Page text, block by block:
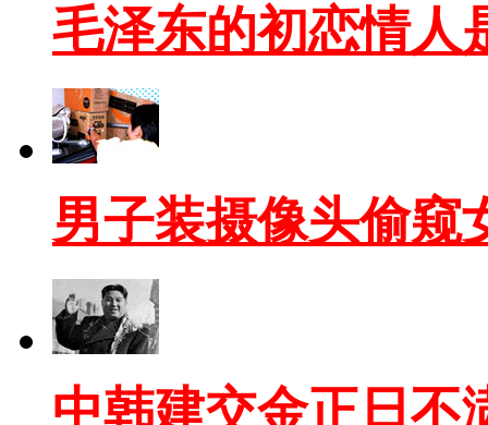
毛泽东的初恋情人
男子装摄像头偷窥
中韩建交金正日不